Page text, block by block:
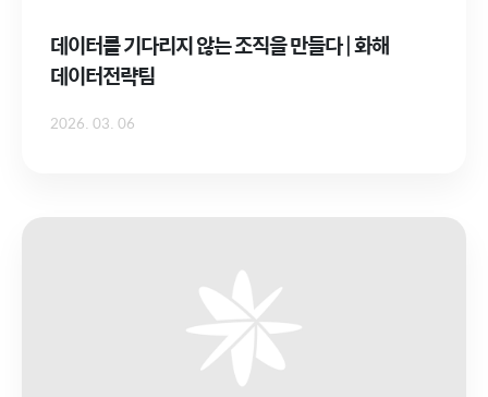
데이터를 기다리지 않는 조직을 만들다 | 화해
데이터전략팀
2026. 03. 06